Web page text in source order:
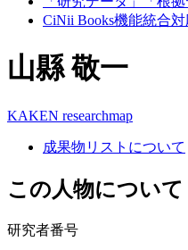
CiNii Books機能統合
山縣 敬一
KAKEN researchmap
成果物リストについて
この人物について
研究者番号